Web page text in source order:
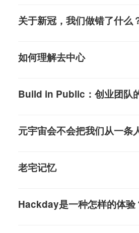
关于新冠，我们做错了什么
如何理解去中心
Build in Public：创业团队
元宇宙会不会把我们从一条
老宅记忆
Hackday是一种怎样的体验